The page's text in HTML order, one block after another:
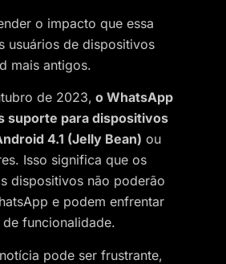
o impacto que essa
usuários de dispositivos
mais antigos.
de 2023, o WhatsApp
suporte para dispositivos
4.1 (Jelly Bean) ou
Isso significa que os
dispositivos não poderão
e podem enfrentar
funcionalidade.
pode ser frustrante,